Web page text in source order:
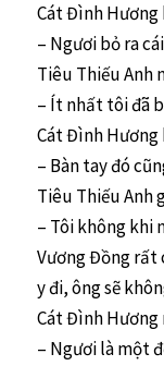
Cát Đình Hương
– Ngươi bỏ ra
Tiêu Thiếu Anh
– Ít nhất tôi đã
Cát Đình Hương
– Bàn tay đó
Tiêu Thiếu Anh
– Tôi không khi
Vương Đồng rất
y đi, ông sẽ
Cát Đình Hương
– Ngươi là một